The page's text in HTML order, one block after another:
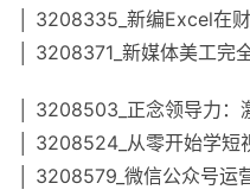
│ 3208335_新编Excel在
│ 3208371_新媒体美工完
│ 3208503_正念领导力
│ 3208524_从零开始学
│ 3208579_微信公众号